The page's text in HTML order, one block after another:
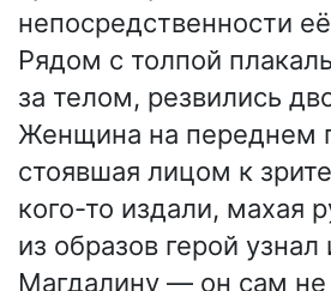
непосредственности
Рядом с толпой
за телом, резвились
Женщина на переднем
стоявшая лицом к
кого-то издали, махая
из образов герой
Магдалину — он сам